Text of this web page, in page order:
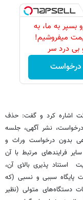
بسپر به ما، به
میفروشیم!
بی درد سر
اشاره کرد و گفت: حذف
نشر آگهی، جلسه
بدون درخواست وراث و
فرایندهای مرتبط با آن
استناد پذیری بالای آن،
پایگاه سببی و نسبی (که
دستگاه‌های متولی (نظیر